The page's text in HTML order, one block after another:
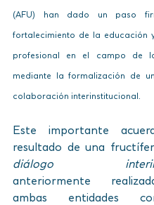
(AFU) han dado un paso
fortalecimiento de la educación
profesional en el campo de
mediante la formalización de
colaboración interinstitucional.
Este importante
resultado de una
anteriormente
ambas entidades